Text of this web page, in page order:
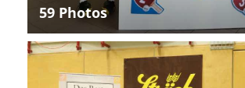
59 Photos